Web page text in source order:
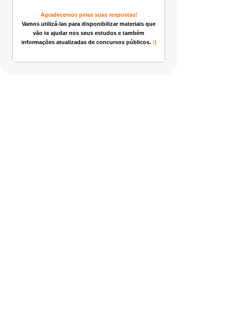
Agradecemos pelas suas respostas!
Vamos utilizá-las para disponibilizar materiais que
vão te ajudar nos seus estudos e também
informações atualizadas de concursos públicos. :)